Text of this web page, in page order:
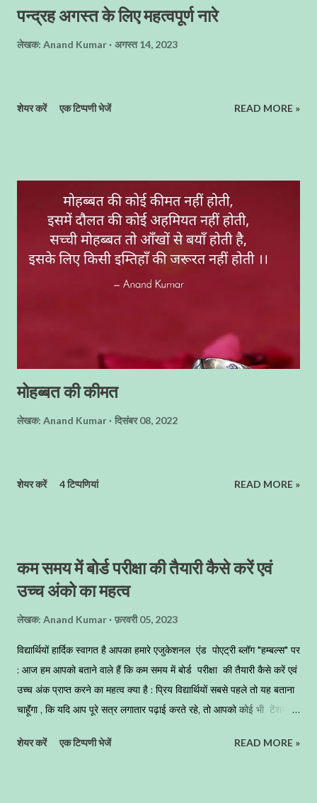
पन्द्रह अगस्त के लिए महत्वपूर्ण नारे
लेखक: Anand Kumar अगस्त 14, 2023
शेयर करें एक टिप्पणी भेजें READ MORE »
मोहब्बत की कीमत
लेखक: Anand Kumar दिसंबर 08, 2022
शेयर करें 4 टिप्पणियां READ MORE »
कम समय में बोर्ड परीक्षा की तैयारी कैसे करें एवं
उच्च अंको का महत्व
लेखक: Anand Kumar फ़रवरी 05, 2023
विद्यार्थियों हार्दिक स्वागत है आपका हमारे एजुकेशनल एंड पोएट्री ब्लॉग "हम्बल्स" पर
: आज हम आपको बताने वाले हैं कि कम समय में बोर्ड परीक्षा की तैयारी कैसे करें एवं
उच्च अंक प्राप्त करने का महत्व क्या है : प्रिय विद्यार्थियों सबसे पहले तो यह बताना
चाहूॅंगा , कि यदि आप पूरे सत्र लगातार पढ़ाई करते रहे, तो आपको कोई भी टेंशन
उसका अच्छे से रिवीजन कर लेना है । जिन बच्चों ने पूरे सत्र अच्छे से पढ़ाई नहीं की
शेयर करें एक टिप्पणी भेजें READ MORE »